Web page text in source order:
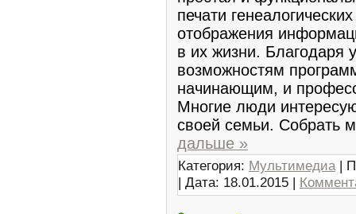
печати
отображения
в их жизни. Благодаря
возможностям
начинающим, и
Многие люди
своей семьи. Собрать
дальше »
Категория: Мультимедиа |
| Дата: 18.01.2015 |